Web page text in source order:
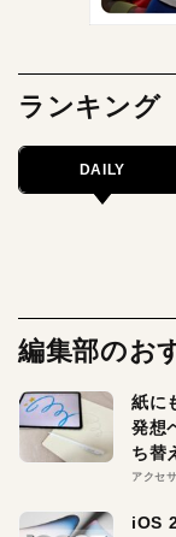
ランキング
DAILY
編集部のお
紙に
発想
ち替
アクセ
iOS